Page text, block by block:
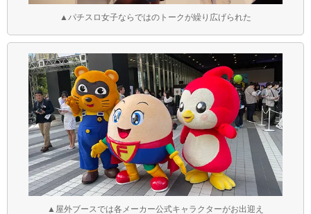
▲パチスロ女子ならではのトークが繰り広げられた
▲屋外ブースでは各メーカー公式キャラクターがお出迎え